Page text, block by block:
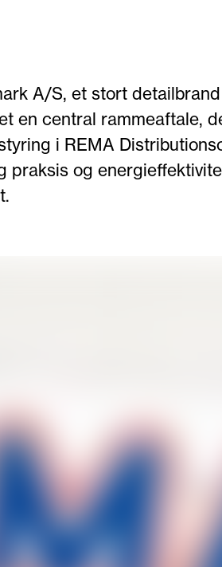
A/S, et stort
en central rammeaftale,
i REMA
praksis og